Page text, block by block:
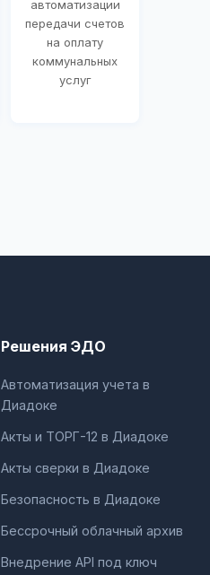
автоматизации
передачи счетов
на оплату
коммунальных
услуг
Решения ЭДО
Автоматизация учета в
Диадоке
Акты и ТОРГ-12 в Диадоке
Акты сверки в Диадоке
Безопасность в Диадоке
Бессрочный облачный архив
Внедрение API под ключ